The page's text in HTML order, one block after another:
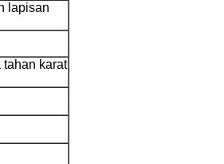
lapisan
karat